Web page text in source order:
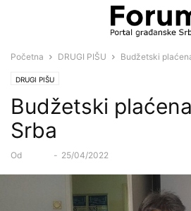
Početna DRUGI PIŠU Budžetski
DRUGI PIŠU
Budžetski
Srba
Od - 25/04/2022